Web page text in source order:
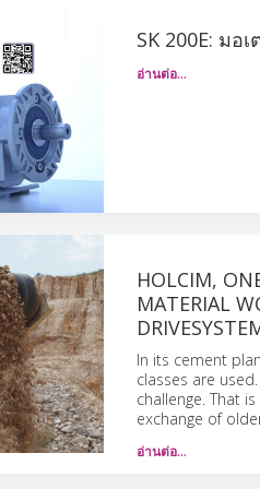
SK 200E: ม
อ่านต่อ…
HOLCIM,
MATERIAL
In its cement
classes are
challenge. That
exchange of
อ่านต่อ…